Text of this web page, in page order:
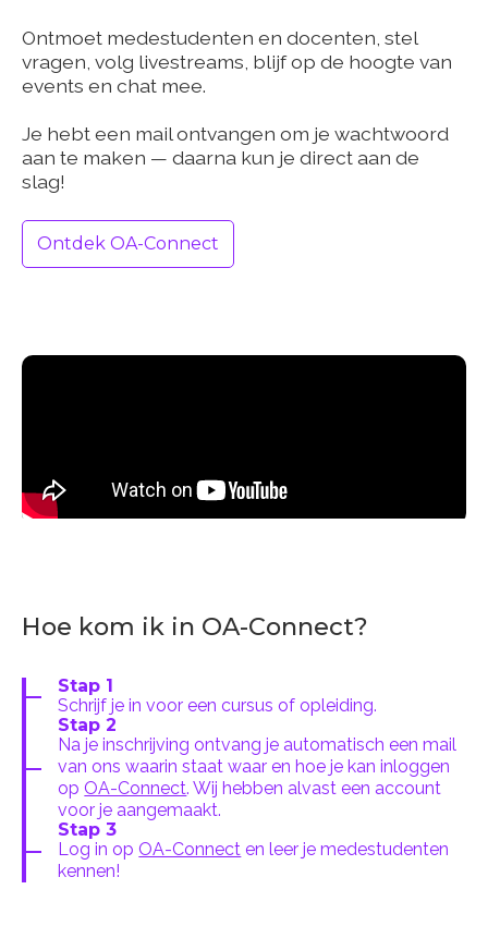
Ontmoet medestudenten en docenten, stel
vragen, volg livestreams, blijf op de hoogte van
events en chat mee.
Je hebt een mail ontvangen om je wachtwoord
aan te maken — daarna kun je direct aan de
slag!
Ontdek OA-Connect
Hoe kom ik in OA-Connect?
Stap 1
Schrijf je in voor een cursus of opleiding.
Stap 2
Na je inschrijving ontvang je automatisch een mail
van ons waarin staat waar en hoe je kan inloggen
op OA-Connect. Wij hebben alvast een account
voor je aangemaakt.
Stap 3
Log in op OA-Connect en leer je medestudenten
kennen!